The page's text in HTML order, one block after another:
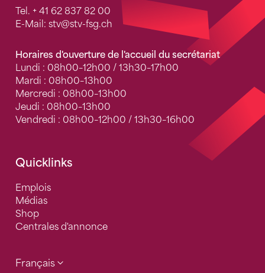
Tel. + 41 62 837 82 00
E-Mail: stv@stv-fsg.ch
Horaires d'ouverture de l'accueil du secrétariat
Lundi : 08h00–12h00 / 13h30–17h00
Mardi : 08h00–13h00
Mercredi : 08h00–13h00
Jeudi : 08h00–13h00
Vendredi : 08h00–12h00 / 13h30–16h00
Quicklinks
Emplois
Médias
Shop
Centrales d'annonce
Français